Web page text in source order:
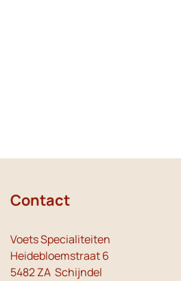
Contact
Voets Specialiteiten
Heidebloemstraat 6
5482 ZA Schijndel